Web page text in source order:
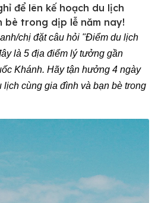
để lên kế hoạch du lịch
bè trong dịp lễ năm nay!
chị đặt câu hỏi "Điểm du lịch
là 5 địa điểm lý tưởng gần
Khánh. Hãy tận hưởng 4 ngày
lịch cùng gia đình và bạn bè trong